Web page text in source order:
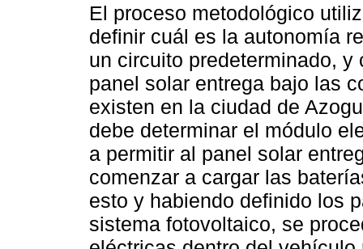
El proceso metodológico
definir cuál es la autonomía
un circuito predeterminado,
panel solar entrega bajo las
existen en la ciudad de
debe determinar el módulo
a permitir al panel solar
comenzar a cargar las
esto y habiendo definido los
sistema fotovoltaico, se